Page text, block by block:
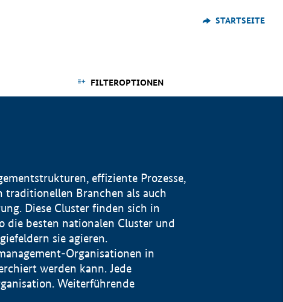
STARTSEITE
FILTEROPTIONEN
effiziente Prozesse,
traditionellen Branchen als auch
Diese Cluster finden sich in
die besten nationalen Cluster und
sie agieren.
Organisationen in
werden kann. Jede
Weiterführende